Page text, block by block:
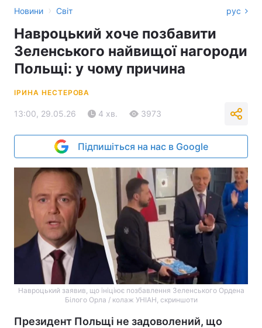
Новини › Світ рус
Навроцький хоче позбавити
Зеленського найвищої нагороди
Польщі: у чому причина
ІРИНА НЕСТЕРОВА
13:00, 29.05.26 4 хв. 3973
Підпишіться на нас в Google
Навроцький заявив, що ініціює позбавлення Зеленського Ордена
Білого Орла / колаж УНІАН, скриншоти
Президент Польщі не задоволений, що